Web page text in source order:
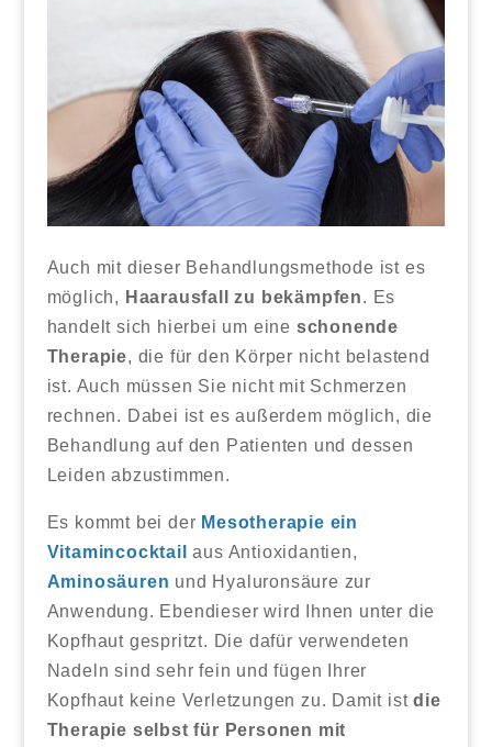
Auch mit dieser Behandlungsmethode ist es
möglich, Haarausfall zu bekämpfen. Es
handelt sich hierbei um eine schonende
Therapie, die für den Körper nicht belastend
ist. Auch müssen Sie nicht mit Schmerzen
rechnen. Dabei ist es außerdem möglich, die
Behandlung auf den Patienten und dessen
Leiden abzustimmen.
Es kommt bei der Mesotherapie ein
Vitamincocktail aus Antioxidantien,
Aminosäuren und Hyaluronsäure zur
Anwendung. Ebendieser wird Ihnen unter die
Kopfhaut gespritzt. Die dafür verwendeten
Nadeln sind sehr fein und fügen Ihrer
Kopfhaut keine Verletzungen zu. Damit istdie
Therapie selbst für Personen mit